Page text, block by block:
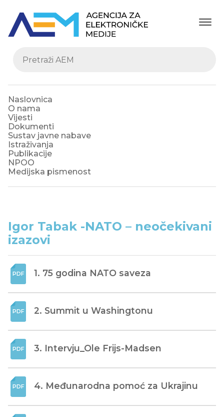
Naslovnica
O nama
Vijesti
Dokumenti
Sustav javne nabave
Istraživanja
Publikacije
NPOO
Medijska pismenost
Igor Tabak -NATO – neočekivani
izazovi
1. 75 godina NATO saveza
2. Summit u Washingtonu
3. Intervju_Ole Frijs-Madsen
4. Međunarodna pomoć za Ukrajinu